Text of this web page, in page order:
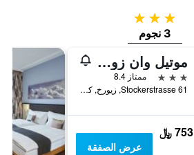
3 نجوم
3 نجوم
موتيل وان زوريخ
3 نجوم
ممتاز 8.4
Stockerstrasse 61, زيورخ, كانتون زيورخ, سويسرا
753 ﷼
عرض الصفقة